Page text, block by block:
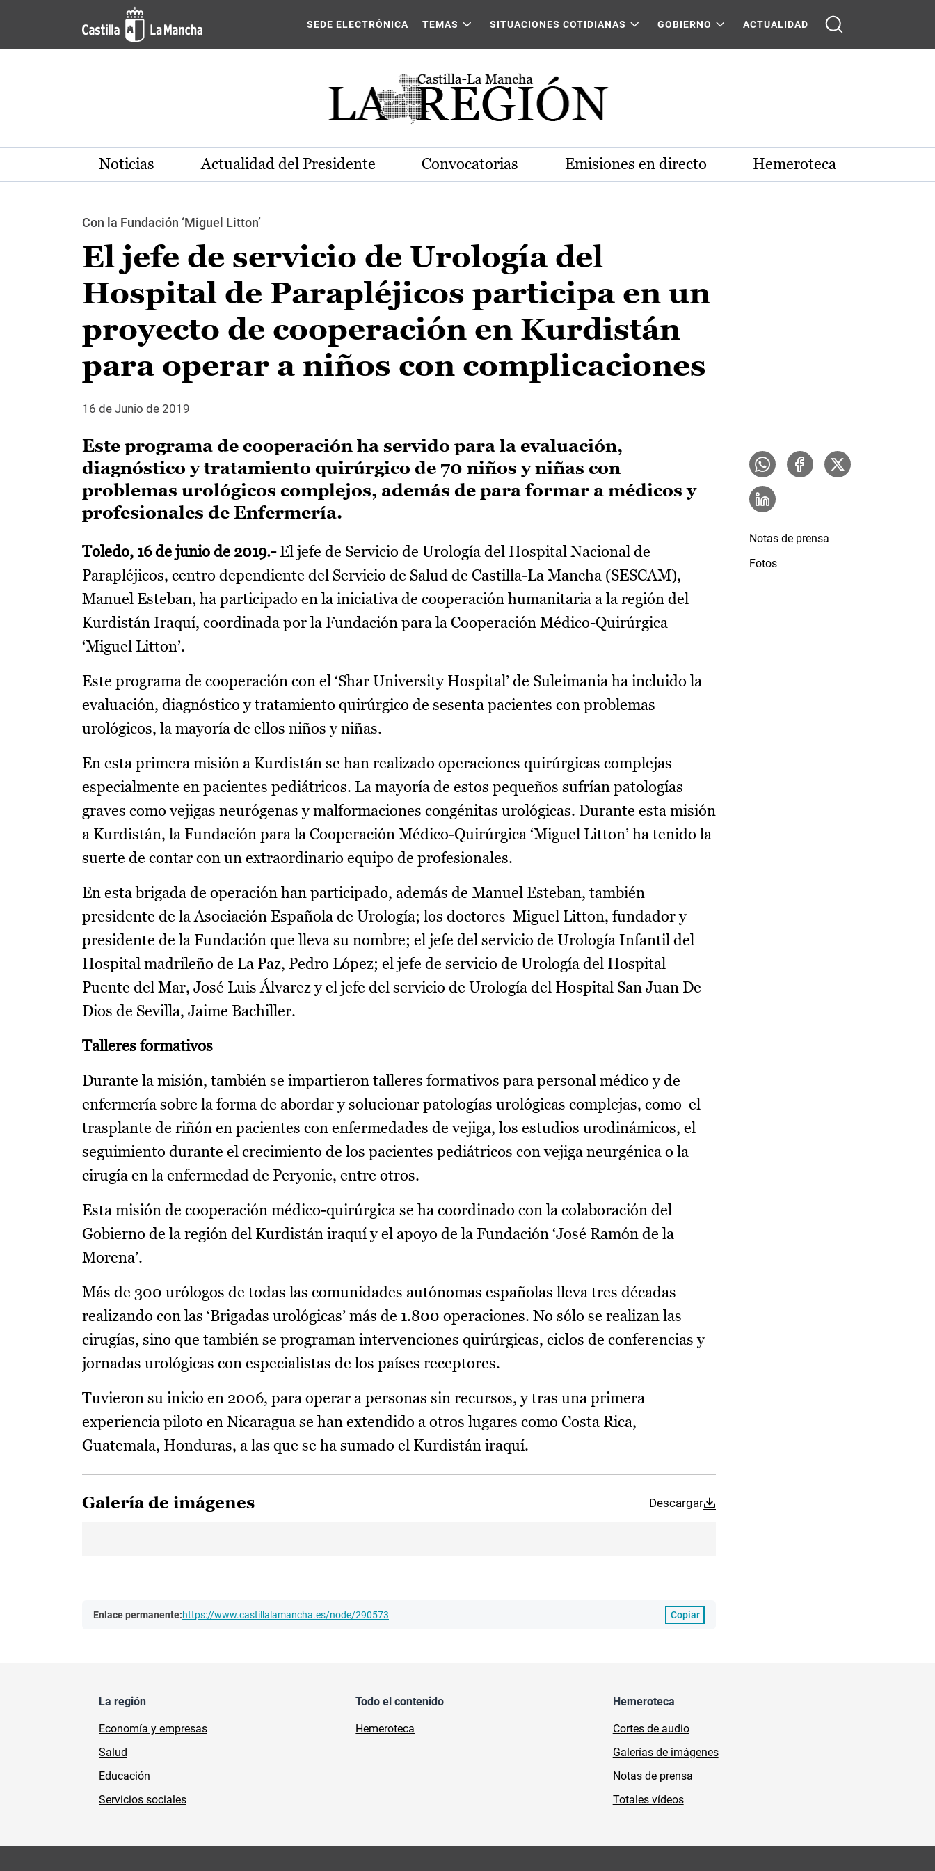
Pasar al contenido principal
SEDE ELECTRÓNICA TEMAS SITUACIONES COTIDIANAS GOBIERNO ACTUALIDAD
Noticias Actualidad del Presidente Convocatorias Emisiones en directo Hemeroteca
Con la Fundación ‘Miguel Litton’
El jefe de servicio de Urología del
Hospital de Parapléjicos participa en un
proyecto de cooperación en Kurdistán
para operar a niños con complicaciones
16 de Junio de 2019
Este programa de cooperación ha servido para la evaluación,
diagnóstico y tratamiento quirúrgico de 70 niños y niñas con
problemas urológicos complejos, además de para formar a médicos y
profesionales de Enfermería.
Toledo, 16 de junio de 2019.- El jefe de Servicio de Urología del Hospital Nacional de
Parapléjicos, centro dependiente del Servicio de Salud de Castilla-La Mancha (SESCAM),
Manuel Esteban, ha participado en la iniciativa de cooperación humanitaria a la región del
Kurdistán Iraquí, coordinada por la Fundación para la Cooperación Médico-Quirúrgica
‘Miguel Litton’.
Este programa de cooperación con el ‘Shar University Hospital’ de Suleimania ha incluido la
evaluación, diagnóstico y tratamiento quirúrgico de sesenta pacientes con problemas
urológicos, la mayoría de ellos niños y niñas.
En esta primera misión a Kurdistán se han realizado operaciones quirúrgicas complejas
especialmente en pacientes pediátricos. La mayoría de estos pequeños sufrían patologías
graves como vejigas neurógenas y malformaciones congénitas urológicas. Durante esta misión
a Kurdistán, la Fundación para la Cooperación Médico-Quirúrgica ‘Miguel Litton’ ha tenido la
suerte de contar con un extraordinario equipo de profesionales.
En esta brigada de operación han participado, además de Manuel Esteban, también
presidente de la Asociación Española de Urología; los doctores Miguel Litton, fundador y
presidente de la Fundación que lleva su nombre; el jefe del servicio de Urología Infantil del
Hospital madrileño de La Paz, Pedro López; el jefe de servicio de Urología del Hospital
Puente del Mar, José Luis Álvarez y el jefe del servicio de Urología del Hospital San Juan De
Dios de Sevilla, Jaime Bachiller.
Talleres formativos
Durante la misión, también se impartieron talleres formativos para personal médico y de
enfermería sobre la forma de abordar y solucionar patologías urológicas complejas, como el
trasplante de riñón en pacientes con enfermedades de vejiga, los estudios urodinámicos, el
seguimiento durante el crecimiento de los pacientes pediátricos con vejiga neurgénica o la
cirugía en la enfermedad de Peryonie, entre otros.
Esta misión de cooperación médico-quirúrgica se ha coordinado con la colaboración del
Gobierno de la región del Kurdistán iraquí y el apoyo de la Fundación ‘José Ramón de la
Morena’.
Más de 300 urólogos de todas las comunidades autónomas españolas lleva tres décadas
realizando con las ‘Brigadas urológicas’ más de 1.800 operaciones. No sólo se realizan las
cirugías, sino que también se programan intervenciones quirúrgicas, ciclos de conferencias y
jornadas urológicas con especialistas de los países receptores.
Tuvieron su inicio en 2006, para operar a personas sin recursos, y tras una primera
experiencia piloto en Nicaragua se han extendido a otros lugares como Costa Rica,
Guatemala, Honduras, a las que se ha sumado el Kurdistán iraquí.
Galería de imágenes Descargar
Enlace permanente:https://www.castillalamancha.es/node/290573 Copiar
Notas de prensa
Fotos
La región
Economía y empresas
Salud
Educación
Servicios sociales
Todo el contenido
Hemeroteca
Hemeroteca
Cortes de audio
Galerías de imágenes
Notas de prensa
Totales vídeos